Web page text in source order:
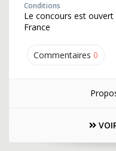
Commentaires 0
Conditions
Le concours est
France